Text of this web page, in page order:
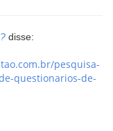
disse:
pesquisa-
questionarios-de-